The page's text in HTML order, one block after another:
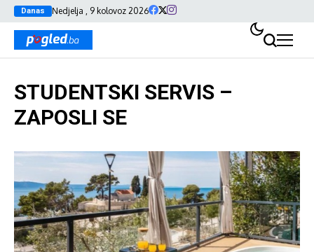
Danas Nedjelja , 9 kolovoz 2026
STUDENTSKI SERVIS –
ZAPOSLI SE